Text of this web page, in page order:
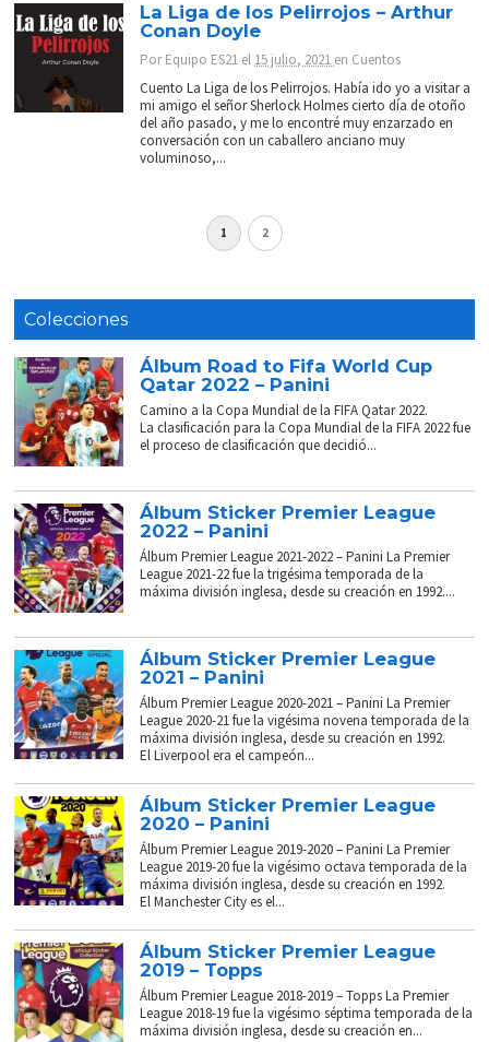
La Liga de los Pelirrojos – Arthur
Conan Doyle
PorEquipo ES21 el 15 julio, 2021 en Cuentos
Cuento La Liga de los Pelirrojos. Había ido yo a visitar a
mi amigo el señor Sherlock Holmes cierto día de otoño
del año pasado, y me lo encontré muy enzarzado en
conversación con un caballero anciano muy
voluminoso,...
1 2
Colecciones
Álbum Road to Fifa World Cup
Qatar 2022 – Panini
Camino a la Copa Mundial de la FIFA Qatar 2022.
La clasificación para la Copa Mundial de la FIFA 2022 fue
el proceso de clasificación que decidió...
Álbum Sticker Premier League
2022 – Panini
Álbum Premier League 2021-2022 – Panini La Premier
League 2021-22 fue la trigésima temporada de la
máxima división inglesa, desde su creación en 1992....
Álbum Sticker Premier League
2021 – Panini
Álbum Premier League 2020-2021 – Panini La Premier
League 2020-21 fue la vigésima novena temporada de la
máxima división inglesa, desde su creación en 1992.
El Liverpool era el campeón...
Álbum Sticker Premier League
2020 – Panini
Álbum Premier League 2019-2020 – Panini La Premier
League 2019-20 fue la vigésimo octava temporada de la
máxima división inglesa, desde su creación en 1992.
El Manchester City es el...
Álbum Sticker Premier League
2019 – Topps
Álbum Premier League 2018-2019 – Topps La Premier
League 2018-19 fue la vigésimo séptima temporada de la
máxima división inglesa, desde su creación en...